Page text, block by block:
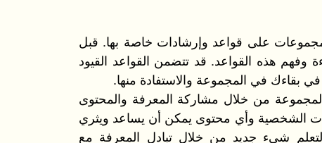
على قواعد وإرشادات خاصة بها. قبل
وفهم هذه القواعد. قد تتضمن القواعد القيود
بقاءك في المجموعة والاستفادة منها.
من خلال مشاركة المعرفة والمحتوى
الشخصية وأي محتوى يمكن أن يساعد ويثري
شيء جديد من خلال تبادل المعرفة مع